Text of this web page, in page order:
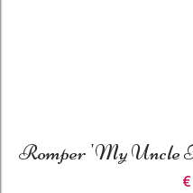
Romper 'My Uncle